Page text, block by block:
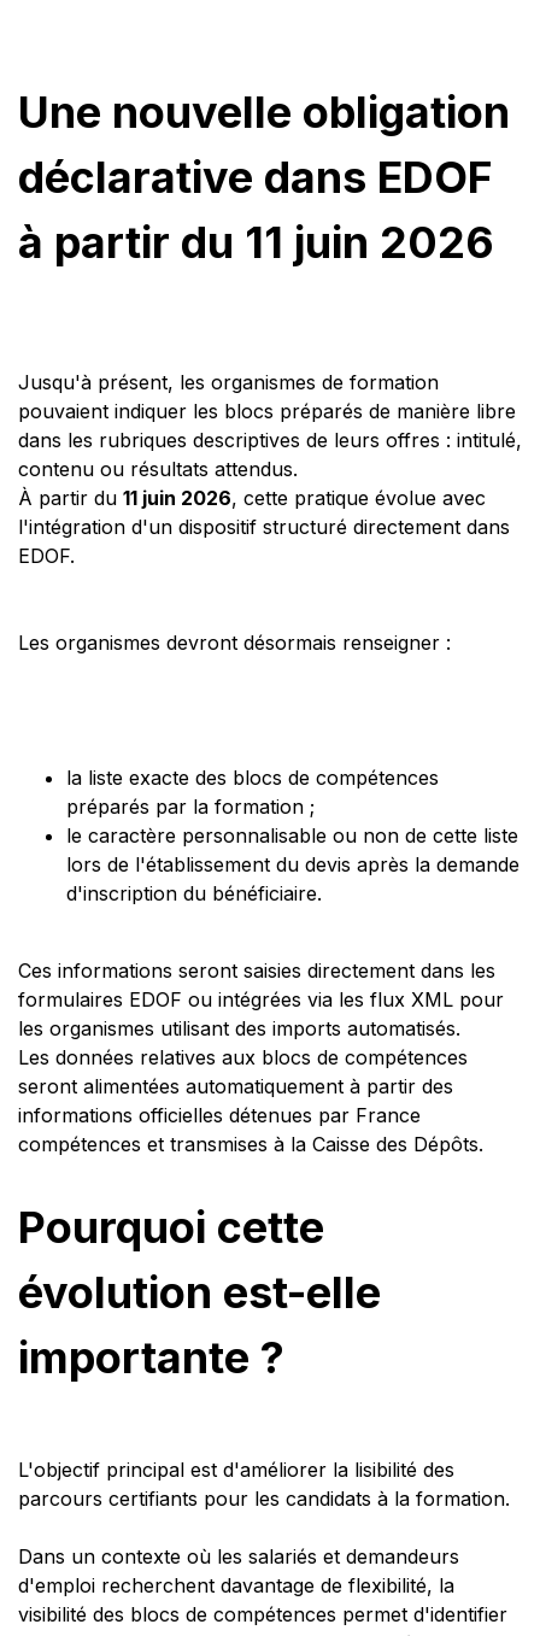
Une nouvelle obligation
déclarative dans EDOF
à partir du 11 juin 2026
Jusqu'à présent, les organismes de formation
pouvaient indiquer les blocs préparés de manière libre
dans les rubriques descriptives de leurs offres : intitulé,
contenu ou résultats attendus.
À partir du 11 juin 2026, cette pratique évolue avec
l'intégration d'un dispositif structuré directement dans
EDOF.
Les organismes devront désormais renseigner :
la liste exacte des blocs de compétences
préparés par la formation ;
le caractère personnalisable ou non de cette liste
lors de l'établissement du devis après la demande
d'inscription du bénéficiaire.
Ces informations seront saisies directement dans les
formulaires EDOF ou intégrées via les flux XML pour
les organismes utilisant des imports automatisés.
Les données relatives aux blocs de compétences
seront alimentées automatiquement à partir des
informations officielles détenues par France
compétences et transmises à la Caisse des Dépôts.
Pourquoi cette
évolution est-elle
importante ?
L'objectif principal est d'améliorer la lisibilité des
parcours certifiants pour les candidats à la formation.
Dans un contexte où les salariés et demandeurs
d'emploi recherchent davantage de flexibilité, la
visibilité des blocs de compétences permet d'identifier